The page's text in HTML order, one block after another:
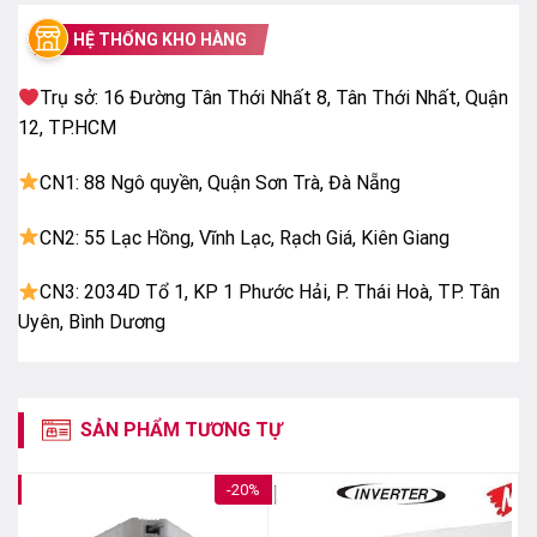
Luống gió thổi xa mạnh mẽ lên đến 15m, vì thế dù bạn
ở vị trí xa nhất trong căn phòng đều tận hưởng mát
lạnh tuyệt vời và dễ chịu nhất
Máy lạnh cây Casper gas R410a mới nhất
Casper nói riêng tiên phong trong sử dụng môi chất
cao hơn & thân thiện hơn với môi trường.
HỆ THỐNG KHO HÀNG
Trụ sở: 16 Đường Tân Thới Nhất 8, Tân Thới Nhất, Quận
12, TP.HCM
CN1: 88 Ngô quyền, Quận Sơn Trà, Đà Nẵng
CN2: 55 Lạc Hồng, Vĩnh Lạc, Rạch Giá, Kiên Giang
CN3: 2034D Tổ 1, KP 1 Phước Hải, P. Thái Hoà, TP. Tân
Uyên, Bình Dương
SẢN PHẨM TƯƠNG TỰ
-20%